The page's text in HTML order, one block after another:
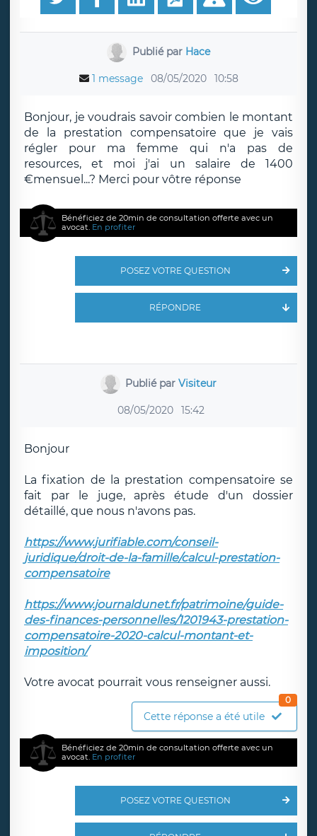
Publié par Hace
1 message 08/05/2020 10:58
Bonjour, je voudrais savoir combien le montant
de la prestation compensatoire que je vais
régler pour ma femme qui n'a pas de
resources, et moi j'ai un salaire de 1400
€mensuel...? Merci pour vôtre réponse
Bénéficiez de 20min de consultation offerte avec un
avocat. En profiter
POSEZ VOTRE QUESTION
RÉPONDRE
Publié parVisiteur
08/05/2020 15:42
Bonjour
La fixation de la prestation compensatoire se
fait par le juge, après étude d'un dossier
détaillé, que nous n'avons pas.
https://www.jurifiable.com/conseil-
juridique/droit-de-la-famille/calcul-prestation-
compensatoire
https://www.journaldunet.fr/patrimoine/guide-
des-finances-personnelles/1201943-prestation-
compensatoire-2020-calcul-montant-et-
imposition/
Votre avocat pourrait vous renseigner aussi.
Cette réponse a été utile
0
Bénéficiez de 20min de consultation offerte avec un
avocat. En profiter
POSEZ VOTRE QUESTION